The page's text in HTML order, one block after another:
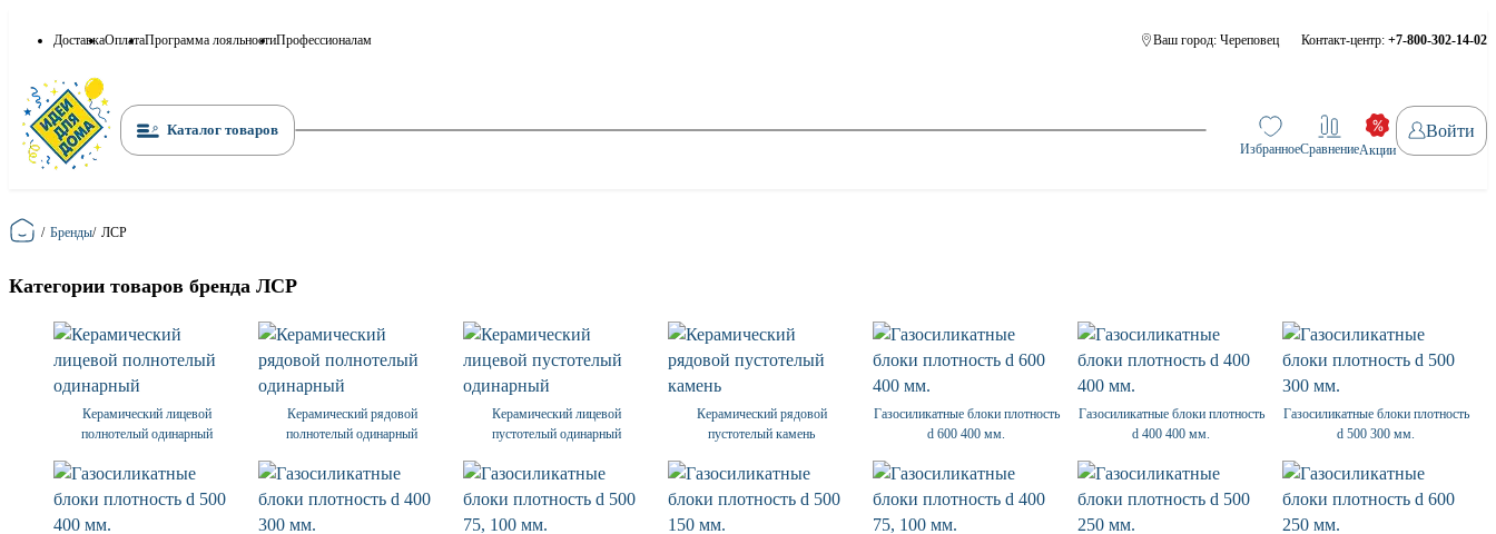
ДоставкаОплатаПрограмма лояльностиПрофессионалам Ваш город: Череповец Контакт-центр: +7-800-302-14-02
Каталог товаров
ИзбранноеСравнениеАкции
Войти
Главная
/ Бренды/ ЛСР
Категории товаров бренда ЛСР
Керамический лицевой
полнотелый одинарный
Керамический рядовой
полнотелый одинарный
Керамический лицевой
пустотелый одинарный
Керамический рядовой
пустотелый камень
Газосиликатные блоки плотность
d 600 400 мм.
Газосиликатные блоки плотность
d 400 400 мм.
Газосиликатные блоки плотность
d 500 300 мм.